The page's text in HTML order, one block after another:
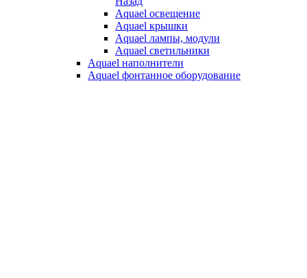
Aquael освещение
Aquael крышки
Aquael лампы, модули
Aquael светильники
Aquael наполнители
Aquael фонтанное оборудование